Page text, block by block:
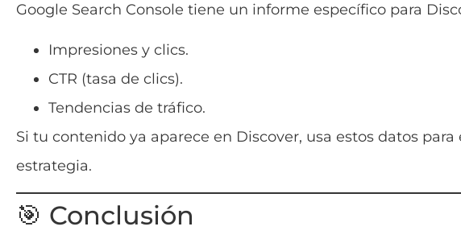
Google Search Console tiene un informe específico para
Impresiones y clics.
CTR (tasa de clics).
Tendencias de tráfico.
Si tu contenido ya aparece en Discover, usa estos datos
estrategia.
🎯 Conclusión